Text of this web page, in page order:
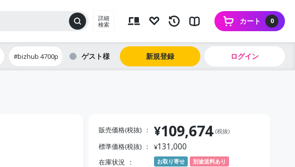
詳細
検索
0
カート
#bizhub 4700p ゲスト 新規登録 ログイン
販売価格(税抜) ¥109,674 (税抜)
標準価格(税抜) ¥131,000
在庫状況 お取り寄せ 別途送料あり